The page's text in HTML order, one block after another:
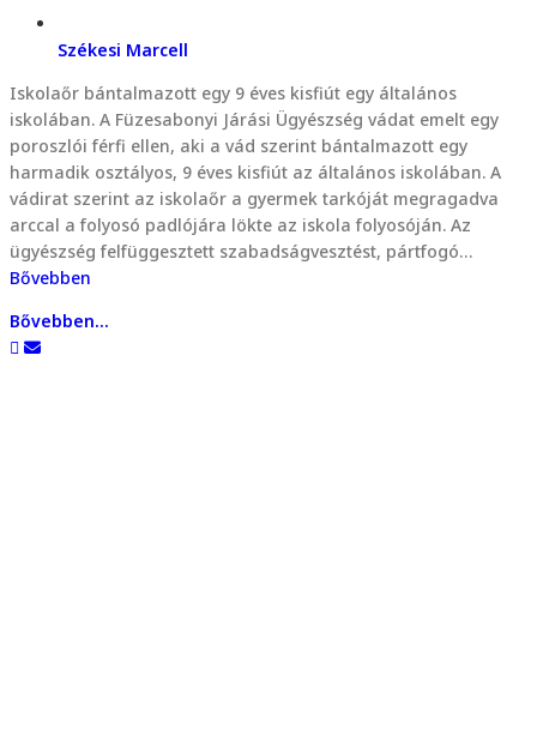
Székesi Marcell
Iskolaőr bántalmazott egy 9 éves kisfiút egy általános
iskolában. A Füzesabonyi Járási Ügyészség vádat emelt egy
poroszlói férfi ellen, aki a vád szerint bántalmazott egy
harmadik osztályos, 9 éves kisfiút az általános iskolában. A
vádirat szerint az iskolaőr a gyermek tarkóját megragadva
arccal a folyosó padlójára lökte az iskola folyosóján. Az
ügyészség felfüggesztett szabadságvesztést, pártfogó…
Bővebben
Bővebben...